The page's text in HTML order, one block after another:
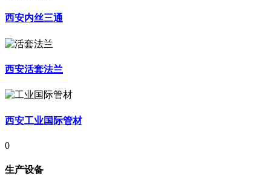
西安内丝三通
西安活套法兰
西安工业国际管材
0
生产设备